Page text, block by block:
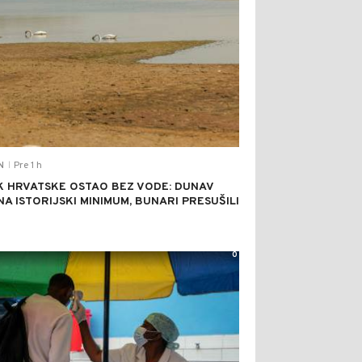
Pre 1 h
HRVATSKE OSTAO BEZ VODE: DUNAV
ISTORIJSKI MINIMUM, BUNARI PRESUŠILI
0